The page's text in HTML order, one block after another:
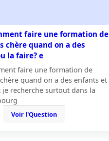
faire une formation de
chère quand on a des
la faire? e
faire une formation de
quand on a des enfants et
je recherche surtout dans la
Voir l'Question